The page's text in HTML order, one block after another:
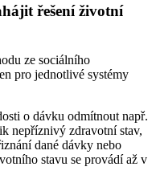
řešení životní
ze sociálního
pro jednotlivé systémy
o dávku odmítnout např.
nepříznivý zdravotní stav,
dané dávky nebo
stavu se provádí až v